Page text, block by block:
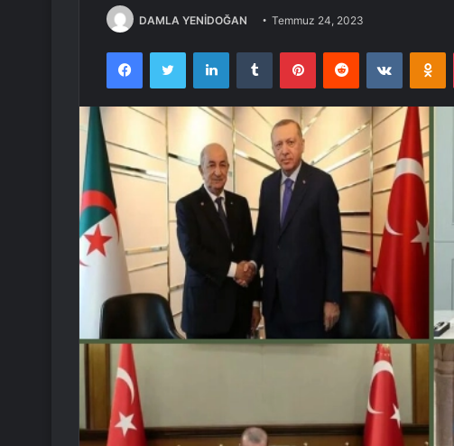
DAMLA YENİDOĞAN Temmuz 24, 2023
FacebookTwitter LinkedInTumblr PinterestReddit